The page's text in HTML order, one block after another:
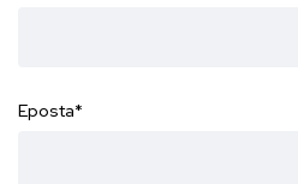
Eposta*